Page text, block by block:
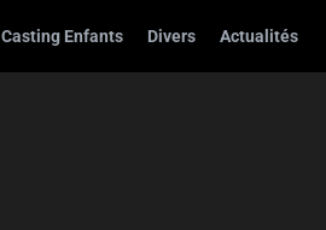
Casting Enfants Divers Actualités